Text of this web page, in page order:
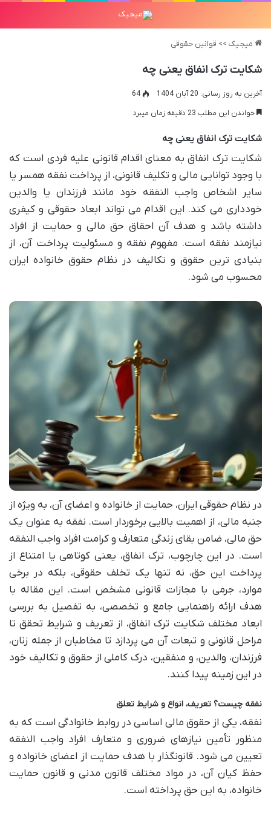
میجیک >> قوانین حقوقی
شکایت ترک انفاق یعنی چه
آخرین به روز رسانی: 20 آبان 1404
64
خواندن این مطلب 23 دقیقه زمان میبرد
شکایت ترک انفاق یعنی چه
شکایت ترک انفاق به معنای اقدام قانونی علیه فردی است که
با وجود توانایی مالی و تکلیف قانونی، از پرداخت نفقه همسر یا
سایر اشخاص واجب النفقه خود مانند فرزندان یا والدین
خودداری می کند. این اقدام می تواند ابعاد حقوقی و کیفری
داشته باشد و هدف آن احقاق حق مالی و حمایت از افراد
نیازمند نفقه است. مفهوم نفقه و مسئولیت پرداخت آن، از
بنیادی ترین حقوق و تکالیف در نظام حقوق خانواده ایران
محسوب می شود.
در نظام حقوقی ایران، حمایت از خانواده و اعضای آن، به ویژه از
جنبه مالی، از اهمیت بالایی برخوردار است. نفقه به عنوان یک
حق مالی، ضامن بقای زندگی متعارف و کرامت افراد واجب النفقه
است. در این چارچوب، ترک انفاق، یعنی کوتاهی یا امتناع از
پرداخت این حق، نه تنها یک تخلف حقوقی، بلکه در برخی
موارد، جرمی با مجازات قانونی مشخص است. این مقاله با
هدف ارائه راهنمایی جامع و تخصصی، به تفصیل به بررسی
ابعاد مختلف شکایت ترک انفاق، از تعریف و شرایط تحقق تا
مراحل قانونی و تبعات آن می پردازد تا مخاطبان از جمله زنان،
فرزندان، والدین، و منفقین، درک کاملی از حقوق و تکالیف خود
در این زمینه پیدا کنند.
نفقه چیست؟ تعریف، انواع و شرایط تعلق
نفقه، یکی از حقوق مالی اساسی در روابط خانوادگی است که به
منظور تأمین نیازهای ضروری و متعارف افراد واجب النفقه
تعیین می شود. قانونگذار با هدف حمایت از اعضای خانواده و
حفظ کیان آن، در مواد مختلف قانون مدنی و قانون حمایت
خانواده، به این حق پرداخته است.